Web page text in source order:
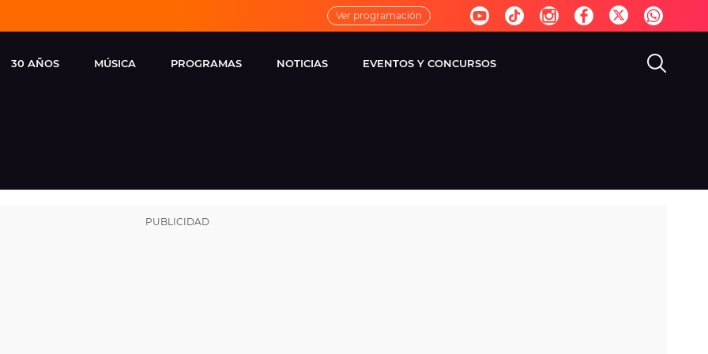
Ver programación
30 AÑOS MÚSICA
FM
PROGRAMAS
VIRALES
NOTICIAS EVENTOS Y CONCURSOS